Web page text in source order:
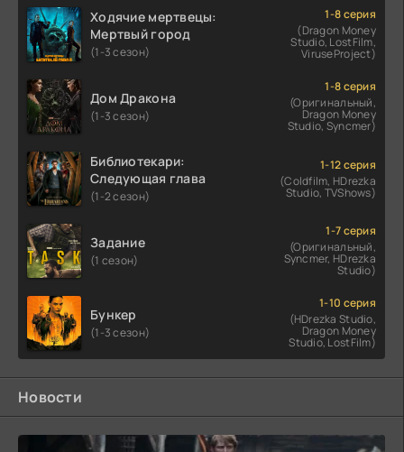
Ходячие мертвецы:
Мертвый город
(1-3 сезон)
1-8 серия
(Dragon Money
Studio, LostFilm,
ViruseProject)
Дом Дракона
(1-3 сезон)
1-8 серия
(Оригинальный,
Dragon Money
Studio, Syncmer)
Библиотекари:
Следующая глава
(1-2 сезон)
1-12 серия
(Coldfilm, HDrezka
Studio, TVShows)
Задание
(1 сезон)
1-7 серия
(Оригинальный,
Syncmer, HDrezka
Studio)
Бункер
(1-3 сезон)
1-10 серия
(HDrezka Studio,
Dragon Money
Studio, LostFilm)
Новости